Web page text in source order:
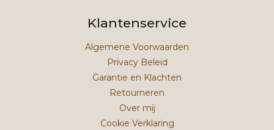
Klantenservice
Algemene Voorwaarden
Privacy Beleid
Garantie en Klachten
Retourneren
Over mij
Cookie Verklaring